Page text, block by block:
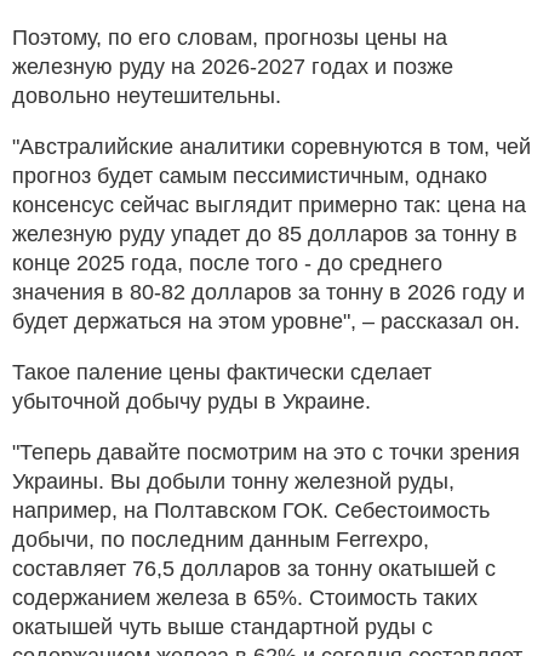
Поэтому, по его словам, прогнозы цены на
железную руду на 2026-2027 годах и позже
довольно неутешительны.
"Австралийские аналитики соревнуются в том, чей
прогноз будет самым пессимистичным, однако
консенсус сейчас выглядит примерно так: цена на
железную руду упадет до 85 долларов за тонну в
конце 2025 года, после того - до среднего
значения в 80-82 долларов за тонну в 2026 году и
будет держаться на этом уровне", – рассказал он.
Такое паление цены фактически сделает
убыточной добычу руды в Украине.
"Теперь давайте посмотрим на это с точки зрения
Украины. Вы добыли тонну железной руды,
например, на Полтавском ГОК. Себестоимость
добычи, по последним данным Ferrexpo,
составляет 76,5 долларов за тонну окатышей с
содержанием железа в 65%. Стоимость таких
окатышей чуть выше стандартной руды с